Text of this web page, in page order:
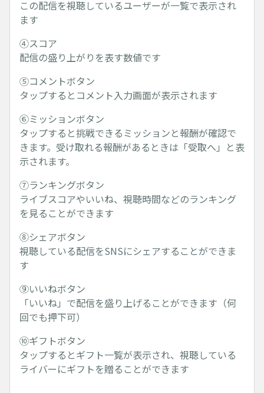
この配信を視聴しているユーザーが一覧で表示され
ます
④スコア
配信の盛り上がりを表す数値です
⑤コメントボタン
タップするとコメント入力画面が表示されます
⑥ミッションボタン
タップすると挑戦できるミッションと報酬が確認で
きます。受け取れる報酬があるときは「受取へ」と表
示されます。
⑦ランキングボタン
ライブスコアやいいね、視聴時間などのランキング
を見ることができます
⑧シェアボタン
視聴している配信をSNSにシェアすることができま
す
⑨いいねボタン
「いいね」で配信を盛り上げることができます（何
回でも押下可）
⑩ギフトボタン
タップするとギフト一覧が表示され、視聴している
ライバーにギフトを贈ることができます